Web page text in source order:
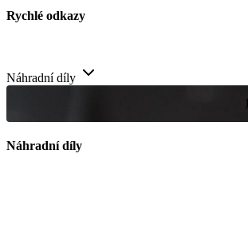
Rychlé odkazy
Náhradní díly
Náhradní díly